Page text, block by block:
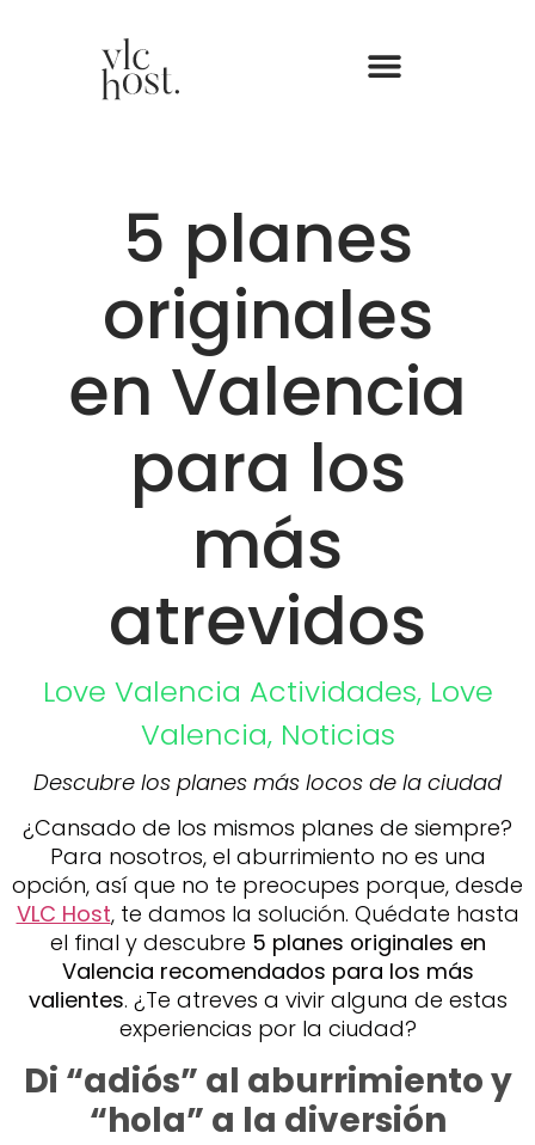
5 planes
originales
en Valencia
para los
más
atrevidos
Love Valencia Actividades, Love
Valencia, Noticias
Descubre los planes más locos de la ciudad
¿Cansado de los mismos planes de siempre?
Para nosotros, el aburrimiento no es una
opción, así que no te preocupes porque, desde
VLC Host, te damos la solución. Quédate hasta
el final y descubre 5 planes originales en
Valencia recomendados para los más
valientes. ¿Te atreves a vivir alguna de estas
experiencias por la ciudad?
Di “adiós” al aburrimiento y
“hola” a la diversión